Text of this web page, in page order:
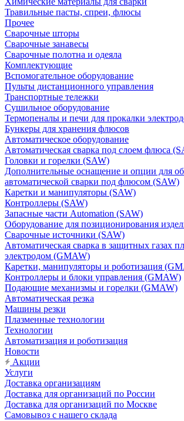
Травильные пасты, спреи, флюсы
Прочее
Сварочные шторы
Сварочные занавесы
Сварочные полотна и одеяла
Комплектующие
Вспомогательное оборудование
Пульты дистанционного управления
Транспортные тележки
Сушильное оборудование
Термопеналы и печи для прокалки
Бункеры для хранения флюсов
Автоматическое оборудование
Автоматическая сварка под слоем флюса
Головки и горелки (SAW)
Дополнительные оснащение и опции для
автоматической сварки под флюсом (SAW)
Каретки и манипуляторы (SAW)
Контроллеры (SAW)
Запасные части Automation (SAW)
Оборудование для позиционирования
Сварочные источники (SAW)
Автоматическая сварка в защитных газах
электродом (GMAW)
Каретки, манипуляторы и роботизация
Контроллеры и блоки управления (GMAW)
Подающие механизмы и горелки (GMAW)
Автоматическая резка
Машины резки
Плазменные технологии
Технологии
Автоматизация и роботизация
Новости
Акции
Услуги
Доставка организациям
Доставка для организаций по России
Доставка для организаций по Москве
Самовывоз с нашего склада